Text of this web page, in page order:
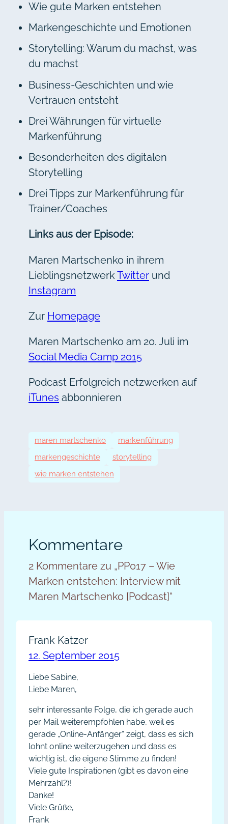
Wie gute Marken entstehen
Markengeschichte und Emotionen
Storytelling: Warum du machst, was
du machst
Business-Geschichten und wie
Vertrauen entsteht
Drei Währungen für virtuelle
Markenführung
Besonderheiten des digitalen
Storytelling
Drei Tipps zur Markenführung für
Trainer/Coaches
Links aus der Episode:
Maren Martschenko in ihrem
Lieblingsnetzwerk Twitter und
Instagram
Zur Homepage
Maren Martschenko am 20. Juli im
Social Media Camp 2015
Podcast Erfolgreich netzwerken auf
iTunes abbonnieren
maren martschenko
markenführung
markengeschichte
storytelling
wie marken entstehen
Kommentare
2 Kommentare zu „PP017 – Wie
Marken entstehen: Interview mit
Maren Martschenko [Podcast]“
Frank Katzer
12. September 2015
Liebe Sabine,
Liebe Maren,
sehr interessante Folge, die ich gerade auch
per Mail weiterempfohlen habe, weil es
gerade „Online-Anfänger“ zeigt, dass es sich
lohnt online weiterzugehen und dass es
wichtig ist, die eigene Stimme zu finden!
Viele gute Inspirationen (gibt es davon eine
Mehrzahl?)!
Danke!
Viele Grüße,
Frank